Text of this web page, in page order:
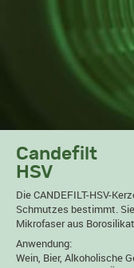
Candefilt
HSV
Die CANDEFILT-HSV-
Schmutzes bestimmt.
Mikrofaser aus
Anwendung:
Wein, Bier, Alkoholische